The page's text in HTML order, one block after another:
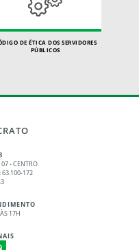
DE ÉTICA DOS SERVIDORES
PÚBLICOS
- CENTRO
63.100-172
17H